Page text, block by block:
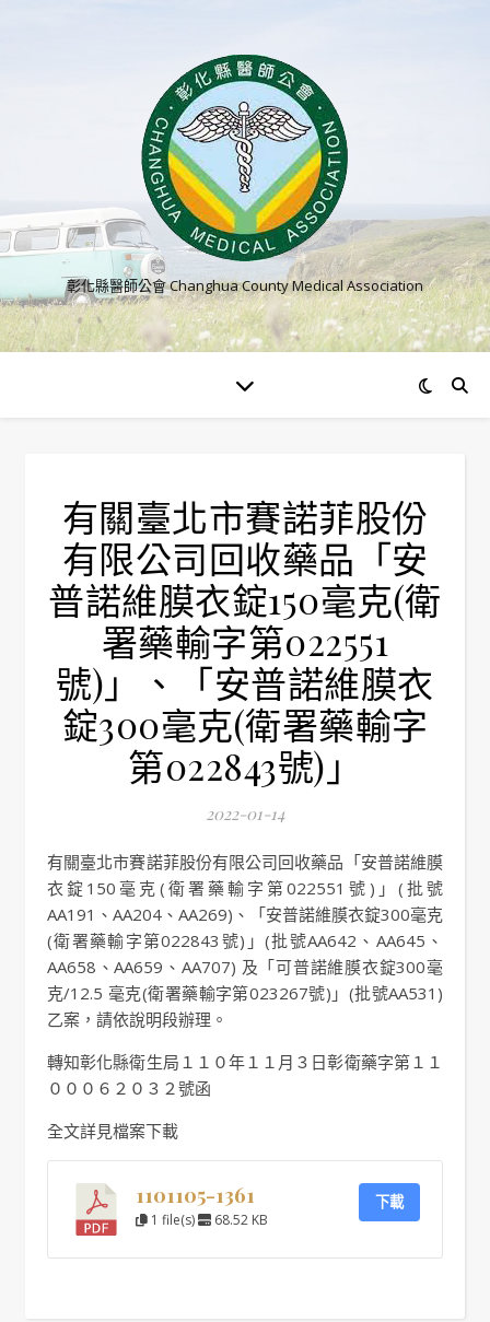
彰化縣醫師公會 Changhua County Medical Association
有關臺北市賽諾菲股份
有限公司回收藥品「安
普諾維膜衣錠150毫克(衛
署藥輸字第022551
號)」、「安普諾維膜衣
錠300毫克(衛署藥輸字
第022843號)」
2022-01-14
有關臺北市賽諾菲股份有限公司回收藥品「安普諾維膜
衣錠150毫克(衛署藥輸字第022551號)」(批號
AA191、AA204、AA269)、「安普諾維膜衣錠300毫克
(衛署藥輸字第022843號)」(批號AA642、AA645、
AA658、AA659、AA707) 及「可普諾維膜衣錠300毫
克/12.5 毫克(衛署藥輸字第023267號)」(批號AA531)
乙案，請依說明段辦理。
轉知彰化縣衛生局１１０年１１月３日彰衛藥字第１１
０００６２０３２號函
全文詳見檔案下載
1101105-1361
1 file(s) 68.52 KB
下載